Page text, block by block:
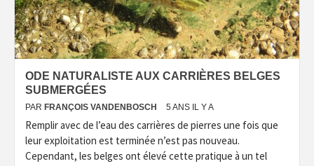
ODE NATURALISTE AUX CARRIÈRES BELGES
SUBMERGÉES
PAR FRANÇOIS VANDENBOSCH 5 ANS IL Y A
Remplir avec de l’eau des carrières de pierres une fois que
leur exploitation est terminée n’est pas nouveau.
Cependant, les belges ont élevé cette pratique à un tel